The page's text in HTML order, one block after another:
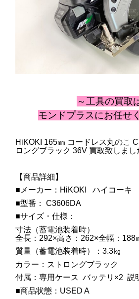
～工具の買取
モンドプラスにお任せ
HiKOKI 165㎜ コードレス丸のこ
ロングブラック 36V 買取致しまし
【商品詳細】
■メーカー：HiKOKI ハイコーキ
■型番： C3606DA
■サイズ・仕様：
寸法（蓄電池装着時）
全長：292×高さ：262×全幅：188
質量（蓄電池装着時）：3.3㎏
カラー：ストロングブラック
付属：専用ケース バッテリ×2 説
■商品状態：USED A